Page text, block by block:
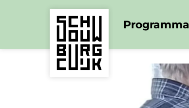
Programma